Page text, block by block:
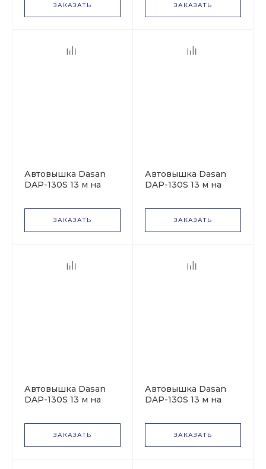
ЗАКАЗАТЬ ЗАКАЗАТЬ
Автовышка Dasan
DAP-130S 13 м на
ЗАКАЗАТЬ
Автовышка Dasan
DAP-130S 13 м на
ЗАКАЗАТЬ
Автовышка Dasan
DAP-130S 13 м на
ЗАКАЗАТЬ
Автовышка Dasan
DAP-130S 13 м на
ЗАКАЗАТЬ